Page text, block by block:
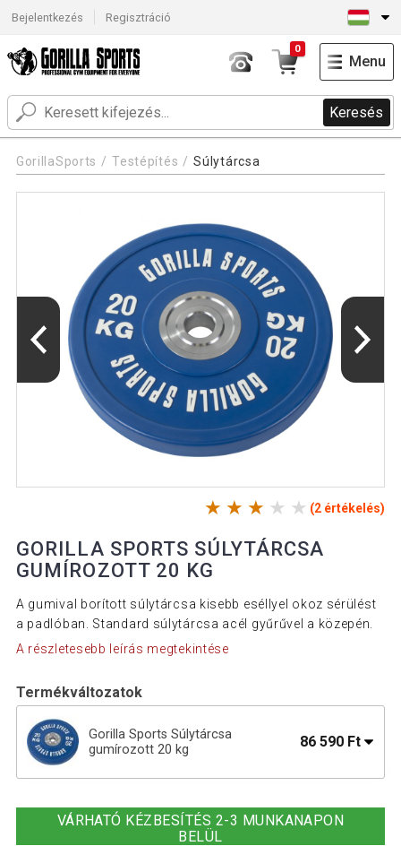
Bejelentkezés Regisztráció
Keresés
0
Menu
GorillaSports Testépítés Súlytárcsa
(2 értékelés)
GORILLA SPORTS SÚLYTÁRCSA
GUMÍROZOTT 20 KG
A gumival borított súlytárcsa kisebb eséllyel okoz sérülést
a padlóban. Standard súlytárcsa acél gyűrűvel a közepén.
A részletesebb leírás megtekintése
Termékváltozatok
Gorilla Sports Súlytárcsa
gumírozott 20 kg
86 590 Ft
10 kg
VÁRHATÓ KÉZBESÍTÉS 2-3 MUNKANAPON
BELÜL